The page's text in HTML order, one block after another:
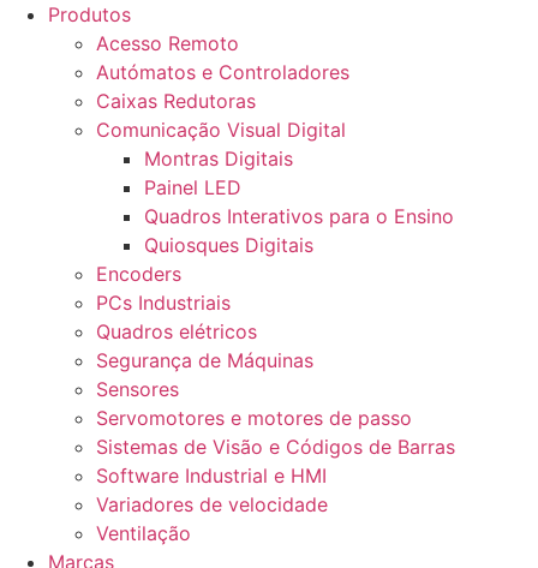
Produtos
Acesso Remoto
Autómatos e Controladores
Caixas Redutoras
Comunicação Visual Digital
Montras Digitais
Painel LED
Quadros Interativos para o Ensino
Quiosques Digitais
Encoders
PCs Industriais
Quadros elétricos
Segurança de Máquinas
Sensores
Servomotores e motores de passo
Sistemas de Visão e Códigos de Barras
Software Industrial e HMI
Variadores de velocidade
Ventilação
Marcas